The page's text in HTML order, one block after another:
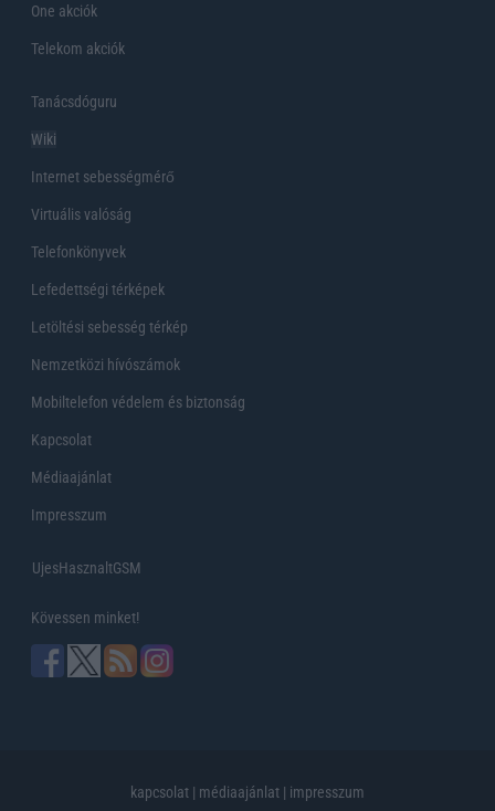
One akciók
Telekom akciók
Tanácsdóguru
Wiki
Internet sebességmérő
Virtuális valóság
Telefonkönyvek
Lefedettségi térképek
Letöltési sebesség térkép
Nemzetközi hívószámok
Mobiltelefon védelem és biztonság
Kapcsolat
Médiaajánlat
Impresszum
UjesHasznaltGSM
Kövessen minket!
kapcsolat | médiaajánlat | impresszum